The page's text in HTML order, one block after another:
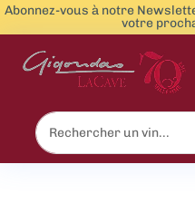
Abonnez-vous à notre
votre